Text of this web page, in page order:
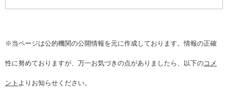
※当ページは公的機関の公開情報を元に作成しております。情報の正確
性に努めておりますが、万一お気づきの点がありましたら、以下のコメ
ント よりお知らせください。